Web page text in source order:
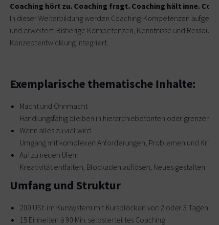
Coaching hört zu. Coaching fragt. Coaching hält inne.
In dieser Weiterbildung werden Coaching-Kompetenzen
und erweitert. Bisherige Kompetenzen, Kenntnisse und
Konzeptentwicklung integriert.
Exemplarische thematische Inhalte:
Macht und Ohnmacht
Handlungsfähig bleiben in hierarchiebetonten oder
Wenn alles zu viel wird
Umgang mit komplexen Anforderungen, Problemen und
Auf zu neuen Ufern
Kreativität entfalten, Blockaden auflösen, Neues gestalten
Umfang und Struktur
200 USt. im Kurssystem mit Kursblöcken von 2 oder 3 Tagen
15 Einheiten à 90 Min. selbsterteiltes Coaching